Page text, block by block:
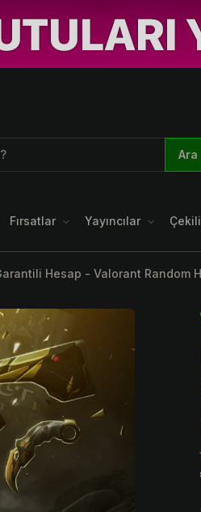
Ara
Fırsatlar Yayıncılar
Hesap - Valorant Random